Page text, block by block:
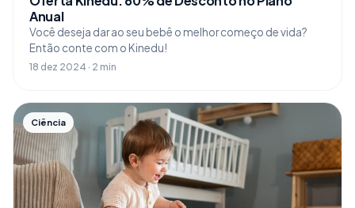
Anual
Você deseja dar ao seu bebê o melhor começo de vida?
Então conte com o Kinedu!
18 dez 2024 · 2 min
Ciência